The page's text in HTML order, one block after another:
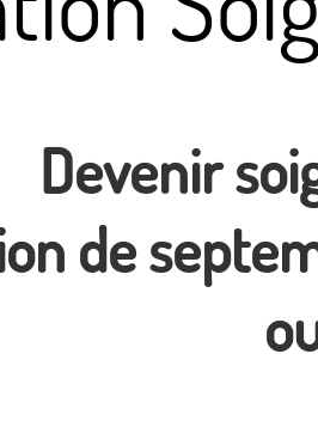
Devenir
de